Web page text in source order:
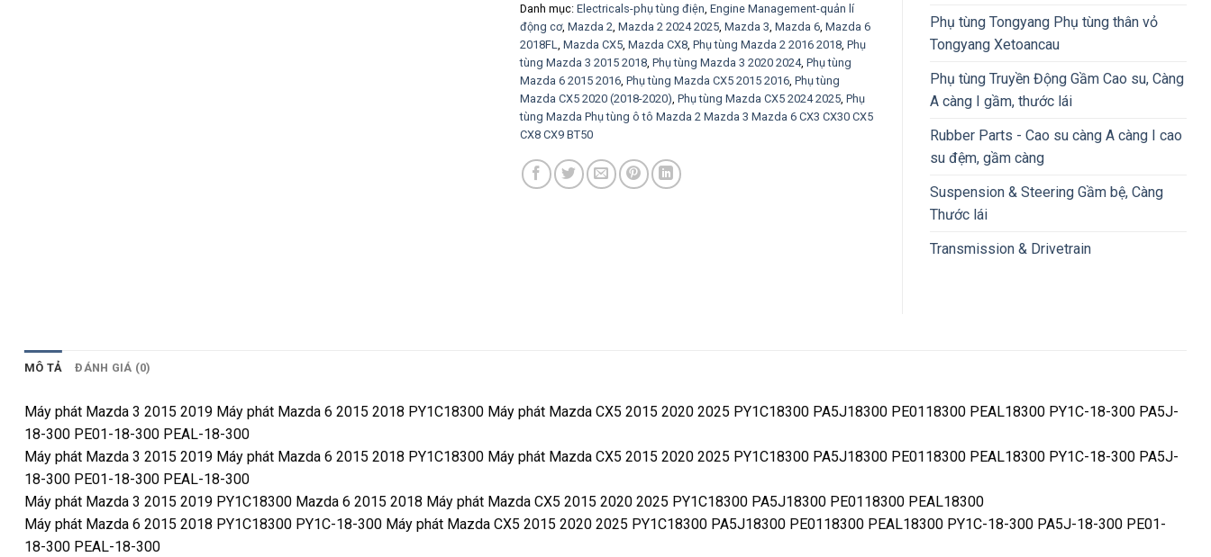
Danh mục: Electricals-phụ tùng điện Engine Management-quản lí
động cơ, Mazda 2 Mazda 2 2024 2025 Mazda 3 Mazda 6 Mazda 6
2018FL
Mazda CX5 Mazda CX8 Phụ tùng Mazda 2 2016 2018 Phụ
tùng Mazda 3 2015 2018 Phụ tùng Mazda 3 2020 2024, Phụ tùng
Mazda 6 2015 2016 Phụ tùng Mazda CX5 2015 2016 Phụ tùng
Mazda CX5 2020 (2018-2020) Phụ tùng Mazda CX5 2024 2025 Phụ
tùng Mazda Phụ tùng ô tô Mazda 2 Mazda 3 Mazda 6 CX3 CX30 CX5
CX8 CX9 BT50
Phụ tùng Tongyang Phụ tùng thân vỏ
Tongyang Xetoancau
Phụ tùng Truyền Động Gầm Cao su, Càng
A càng I gầm, thước lái
Rubber Parts - Cao su càng A càng I cao
su đệm, gầm càng
Suspension & Steering Gầm bệ, Càng
Thước lái
Transmission & Drivetrain
MÔ TẢ ĐÁNH GIÁ (0)
Máy phát Mazda 3 2015 2019 Máy phát Mazda 6 2015 2018 PY1C18300 Máy phát Mazda CX5 2015 2020 2025 PY1C18300 PA5J18300 PE0118300 PEAL18300 PY1C-18-300 PA5J-
18-300 PE01-18-300 PEAL-18-300
Máy phát Mazda 3 2015 2019 Máy phát Mazda 6 2015 2018 PY1C18300 Máy phát Mazda CX5 2015 2020 2025 PY1C18300 PA5J18300 PE0118300 PEAL18300 PY1C-18-300 PA5J-
18-300 PE01-18-300 PEAL-18-300
Máy phát Mazda 3 2015 2019 PY1C18300 Mazda 6 2015 2018 Máy phát Mazda CX5 2015 2020 2025 PY1C18300 PA5J18300 PE0118300 PEAL18300
Máy phát Mazda 6 2015 2018 PY1C18300 PY1C-18-300 Máy phát Mazda CX5 2015 2020 2025 PY1C18300 PA5J18300 PE0118300 PEAL18300 PY1C-18-300 PA5J-18-300 PE01-
18-300 PEAL-18-300